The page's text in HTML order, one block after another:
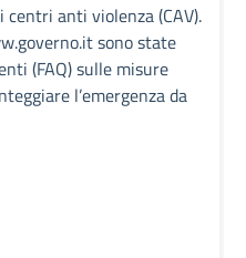
anti violenza (CAV).
sono state
(FAQ) sulle misure
l’emergenza da